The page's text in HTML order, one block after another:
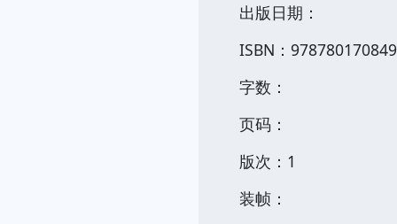
出版日期：
ISBN：
字数：
页码：
版次：1
装帧：